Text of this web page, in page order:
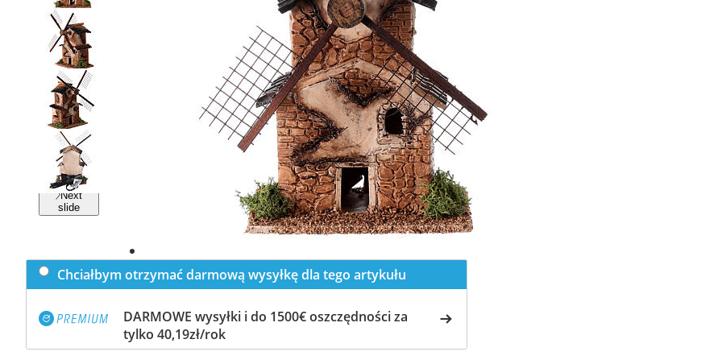
Previous
slide
Next
slide
Chciałbym otrzymać darmową wysyłkę dla tego artykułu
DARMOWE wysyłki i do 1500€ oszczędności za
tylko 40,19zł/rok